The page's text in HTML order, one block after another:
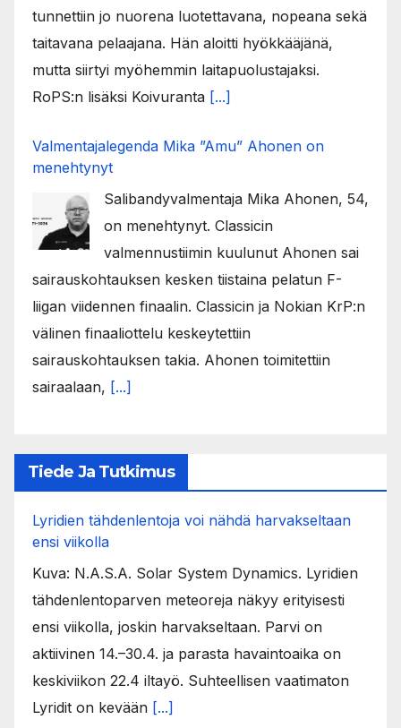
tunnettiin jo nuorena luotettavana, nopeana sekä
taitavana pelaajana. Hän aloitti hyökkääjänä,
mutta siirtyi myöhemmin laitapuolustajaksi.
RoPS:n lisäksi Koivuranta [...]
Valmentajalegenda Mika ”Amu” Ahonen on
menehtynyt
Salibandyvalmentaja Mika Ahonen, 54,
on menehtynyt. Classicin
valmennustiimin kuulunut Ahonen sai
sairauskohtauksen kesken tiistaina pelatun F-
liigan viidennen finaalin. Classicin ja Nokian KrP:n
välinen finaaliottelu keskeytettiin
sairauskohtauksen takia. Ahonen toimitettiin
sairaalaan, [...]
Tiede Ja Tutkimus
Lyridien tähdenlentoja voi nähdä harvakseltaan
ensi viikolla
Kuva: N.A.S.A. Solar System Dynamics. Lyridien
tähdenlentoparven meteoreja näkyy erityisesti
ensi viikolla, joskin harvakseltaan. Parvi on
aktiivinen 14.–30.4. ja parasta havaintoaika on
keskiviikon 22.4 iltayö. Suhteellisen vaatimaton
Lyridit on kevään [...]